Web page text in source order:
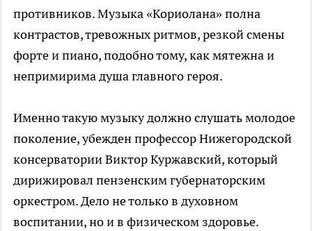
противников. Музыка «Кориолана» полна
контрастов, тревожных ритмов, резкой смены
форте и пиано, подобно тому, как мятежна и
непримирима душа главного героя.
Именно такую музыку должно слушать молодое
поколение, убежден профессор Нижегородской
консерватории Виктор Куржавский, который
дирижировал пензенским губернаторским
оркестром. Дело не только в духовном
воспитании, но и в физическом здоровье.